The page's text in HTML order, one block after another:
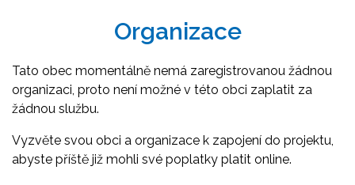
Organizace
Tato obec momentálně nemá zaregistrovanou žádnou
organizaci, proto není možné v této obci zaplatit za
žádnou službu.
Vyzvěte svou obci a organizace k zapojení do projektu,
abyste příště již mohli své poplatky platit online.